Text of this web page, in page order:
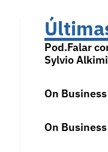
Pod.Falar
Sylvio
On
On